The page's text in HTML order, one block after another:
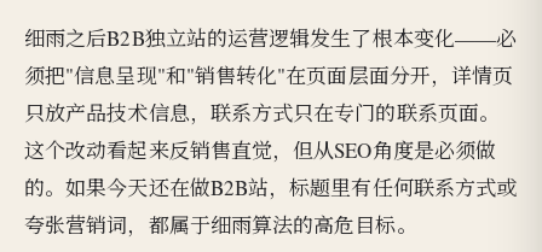
细雨之后B2B独立站的运营逻辑发生了根本变化——必
须把"信息呈现"和"销售转化"在页面层面分开，详情页
只放产品技术信息，联系方式只在专门的联系页面。
这个改动看起来反销售直觉，但从SEO角度是必须做
的。如果今天还在做B2B站，标题里有任何联系方式或
夸张营销词，都属于细雨算法的高危目标。